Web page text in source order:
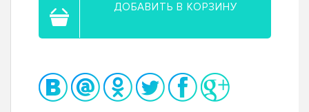
ДОБАВИТЬ В КОРЗИНУ